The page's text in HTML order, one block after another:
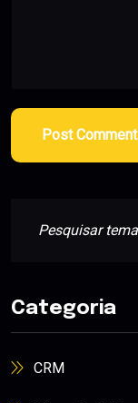
Post Comment
Categoria
CRM